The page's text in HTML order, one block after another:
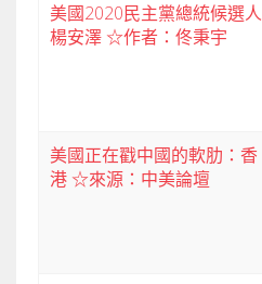
美國2020民主黨總統候選人
楊安澤 ☆作者：佟秉宇
美國正在戳中國的軟肋：香
港 ☆來源：中美論壇